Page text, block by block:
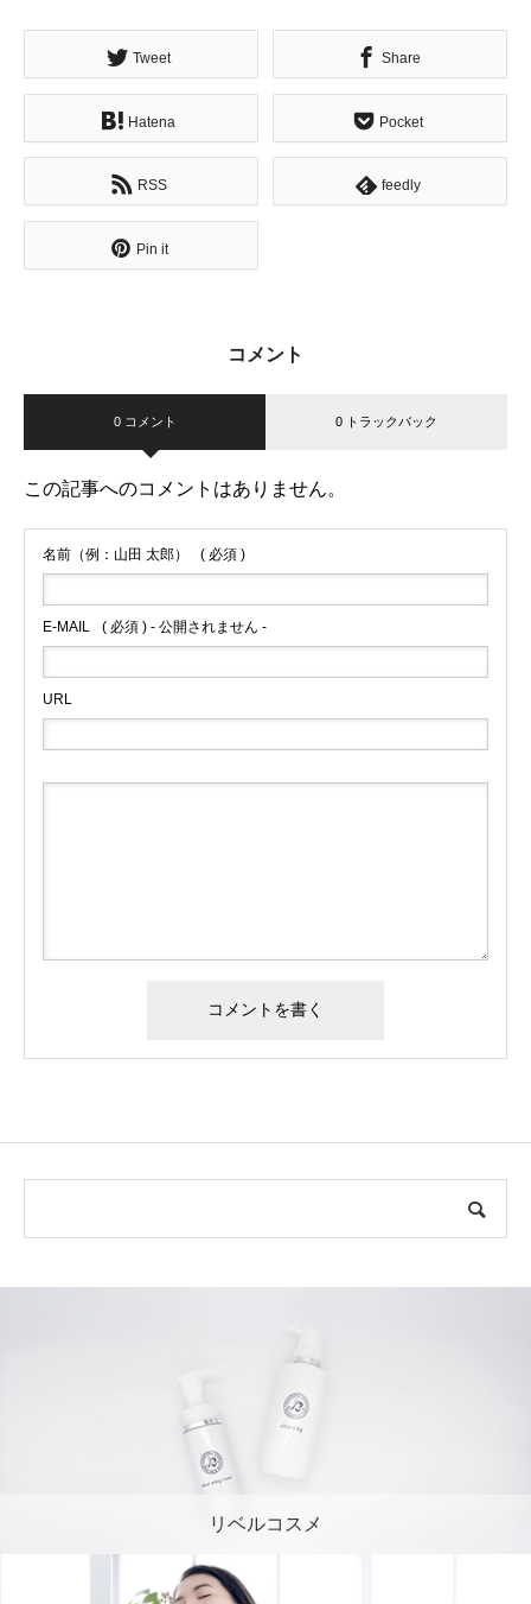
Tweet Share
Hatena Pocket
RSS feedly
Pin it
コメント
0 コメント 0 トラックバック
この記事へのコメントはありません。
名前（例：山田 太郎） ( 必須 )
E-MAIL ( 必須 ) - 公開されません -
URL
リベルコスメ